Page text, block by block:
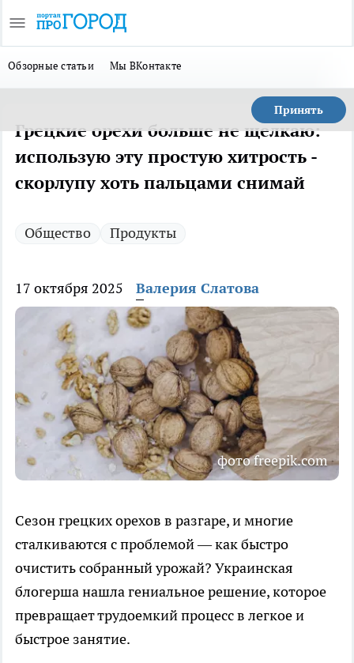
Обзорные статьи Мы ВКонтакте
Принять
Грецкие орехи больше не щелкаю:
использую эту простую хитрость -
скорлупу хоть пальцами снимай
Общество Продукты
17 октября 2025 Валерия Слатова
фото freepik.com
Сезон грецких орехов в разгаре, и многие
сталкиваются с проблемой — как быстро
очистить собранный урожай? Украинская
блогерша нашла гениальное решение, которое
превращает трудоемкий процесс в легкое и
быстрое занятие.